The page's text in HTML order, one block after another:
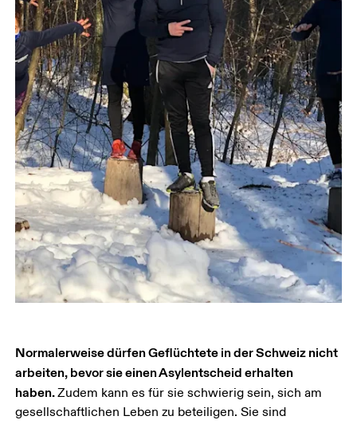
Normalerweise dürfen Geflüchtete in der Schweiz nicht
arbeiten, bevor sie einen Asylentscheid erhalten
haben. Zudem kann es für sie schwierig sein, sich am
gesellschaftlichen Leben zu beteiligen. Sie sind